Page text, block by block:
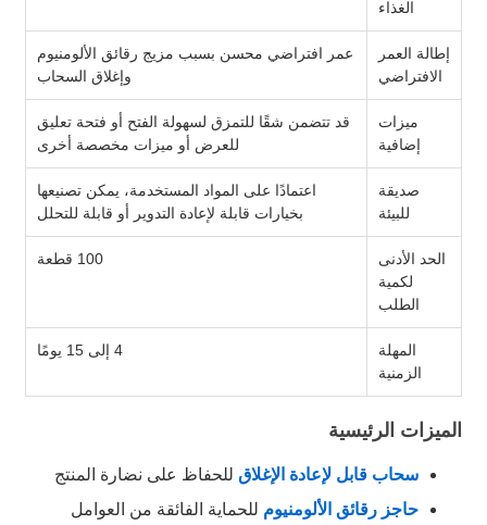
الغذاء
إطالة العمر
الافتراضي
عمر افتراضي محسن بسبب مزيج رقائق الألومنيوم
وإغلاق السحاب
ميزات
إضافية
قد تتضمن شقًا للتمزق لسهولة الفتح أو فتحة تعليق
للعرض أو ميزات مخصصة أخرى
صديقة
للبيئة
اعتمادًا على المواد المستخدمة، يمكن تصنيعها
بخيارات قابلة لإعادة التدوير أو قابلة للتحلل
الحد الأدنى
لكمية
الطلب
100 قطعة
المهلة
الزمنية
4 إلى 15 يومًا
الميزات الرئيسية
سحاب قابل لإعادة الإغلاق للحفاظ على نضارة المنتج
حاجز رقائق الألومنيوم للحماية الفائقة من العوامل